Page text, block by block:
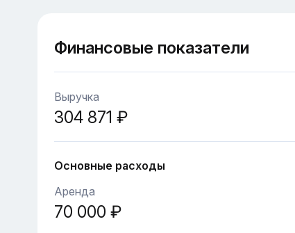
Финансовые показатели
Выручка
304 871 ₽
Основные расходы
Аренда
70 000 ₽